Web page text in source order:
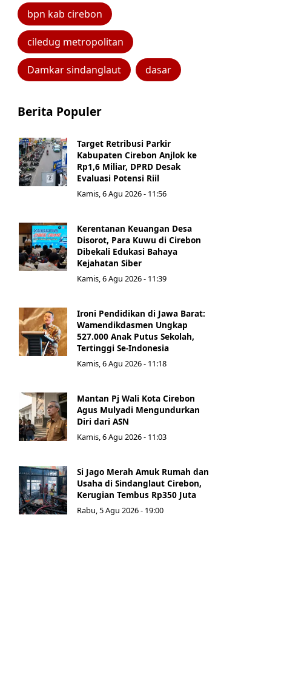
bpn kab cirebon
ciledug metropolitan
Damkar sindanglaut dasar
Berita Populer
Target Retribusi Parkir
Kabupaten Cirebon Anjlok ke
Rp1,6 Miliar, DPRD Desak
Evaluasi Potensi Riil
Kamis, 6 Agu 2026 - 11:56
Kerentanan Keuangan Desa
Disorot, Para Kuwu di Cirebon
Dibekali Edukasi Bahaya
Kejahatan Siber
Kamis, 6 Agu 2026 - 11:39
Ironi Pendidikan di Jawa Barat:
Wamendikdasmen Ungkap
527.000 Anak Putus Sekolah,
Tertinggi Se-Indonesia
Kamis, 6 Agu 2026 - 11:18
Mantan Pj Wali Kota Cirebon
Agus Mulyadi Mengundurkan
Diri dari ASN
Kamis, 6 Agu 2026 - 11:03
Si Jago Merah Amuk Rumah dan
Usaha di Sindanglaut Cirebon,
Kerugian Tembus Rp350 Juta
Rabu, 5 Agu 2026 - 19:00